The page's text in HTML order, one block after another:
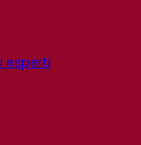
esperti